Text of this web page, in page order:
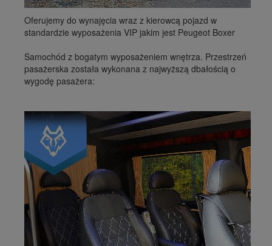
Oferujemy do wynajęcia wraz z kierowcą pojazd w
standardzie wyposażenia VIP jakim jest Peugeot Boxer
Samochód z bogatym wyposażeniem wnętrza. Przestrzeń
pasażerska została wykonana z najwyższą dbałością o
wygodę pasażera: